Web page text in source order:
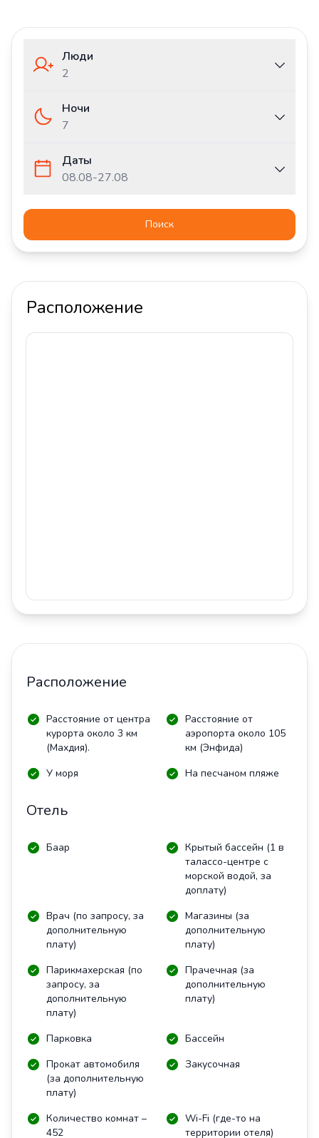
Люди
2
Ночи
7
Даты
08.08-27.08
Поиск
Расположение
Расположение
Расстояние от центра
курорта около 3 км
(Махдия).
Расстояние от
аэропорта около 105
км (Энфида)
У моря
На песчаном пляже
Отель
Баар
Крытый бассейн (1 в
талассо-центре с
морской водой, за
доплату)
Врач (по запросу, за
дополнительную
плату)
Магазины (за
дополнительную
плату)
Парикмахерская (по
запросу, за
дополнительную
плату)
Прачечная (за
дополнительную
плату)
Парковка
Бассейн
Прокат автомобиля
(за дополнительную
плату)
Закусочная
Количество комнат –
452
Wi-Fi (где-то на
территории отеля)